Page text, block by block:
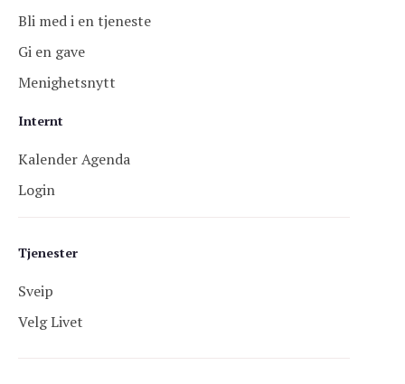
Tjenester
Sveip
Velg Livet
Bli med i en tjeneste
Gi en gave
Menighetsnytt
Internt
Kalender Agenda
Login